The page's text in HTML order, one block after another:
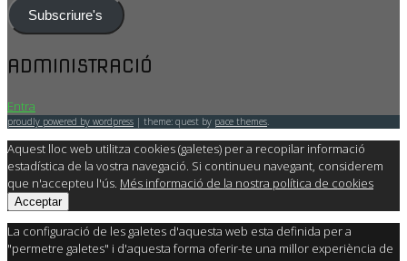
Subscriure's
ADMINISTRACIÓ
Entra
proudly powered by wordpress | theme: quest by pace themes.
Aquest lloc web utilitza cookies (galetes) per a recopilar informació
estadística de la vostra navegació. Si continueu navegant, considerem
que n'accepteu l'ús. Més informació de la nostra política de cookies
Acceptar
La configuració de les galetes d'aquesta web esta definida per a
"permetre galetes" i d'aquesta forma oferir-te una millor experiència de